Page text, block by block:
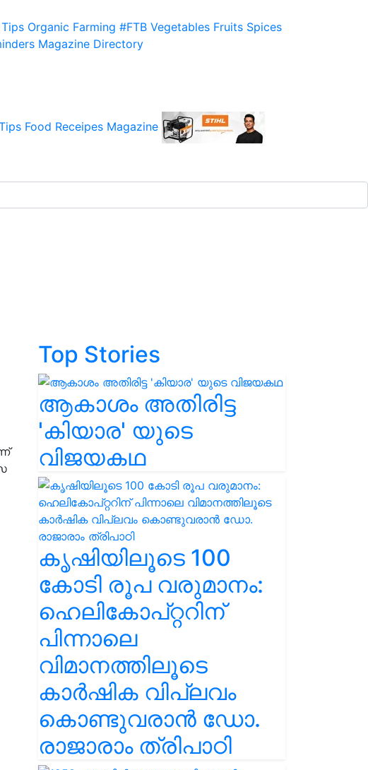
Organic Farming #FTB Vegetables Fruits Spices
Magazine Directory
Food Receipes Magazine
Top Stories
ആകാശം അതിരിട്ട
'കിയാര' യുടെ
വിജയകഥ
കൃഷിയിലൂടെ 100
കോടി രൂപ വരുമാനം:
ഹെലികോപ്റ്ററിന്
പിന്നാലെ
വിമാനത്തിലൂടെ
കാർഷിക വിപ്ലവം
കൊണ്ടുവരാൻ ഡോ.
രാജാരാം ത്രിപാഠി